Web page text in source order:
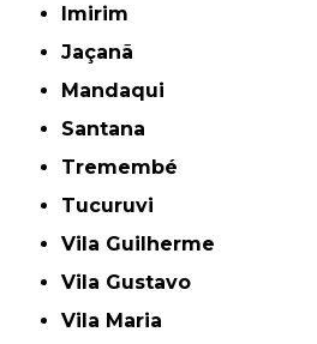
Imirim
Jaçanã
Mandaqui
Santana
Tremembé
Tucuruvi
Vila Guilherme
Vila Gustavo
Vila Maria